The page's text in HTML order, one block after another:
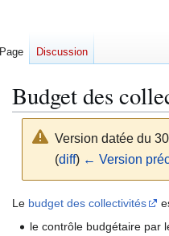
Budget des
Version datée du
(diff) ← Version
Aller
Aller
Le budget des collectivités
le contrôle budgétaire par
Page Discussion